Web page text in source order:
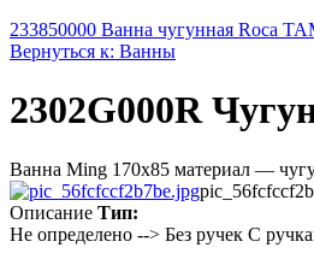
233850000 Ванна чугунная Roca
Вернуться к: Ванны
2302G000R
Ванна Ming 170х85 материал —
Описание Тип:
Не определено --> Без ручек С